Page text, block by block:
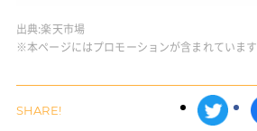
出典:楽天市場
※本ページにはプロモーションが含まれています